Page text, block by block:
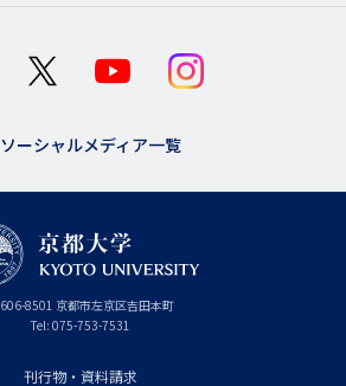
ソーシャルメディア一覧
606-8501 京
都
府
京都市左京区吉田本町
Tel: 075-753-7531
刊行物・資料請求